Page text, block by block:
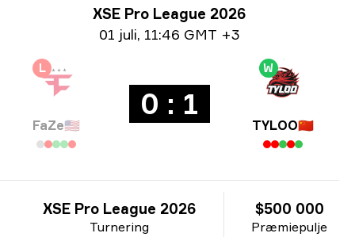
TurneringsoplysningerXSE Pro League 2026
Datoinformation01 juli, 11:46 GMT +3
L
FaZe🇺🇸
0 : 1
W
TYLOO🇨🇳
Turnering
XSE Pro League 2026
Præmiepulje
$500 000